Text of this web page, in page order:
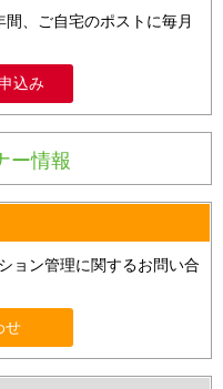
、ご自宅のポストに毎月
込み
ー情報
ョン管理に関するお問い合
せ